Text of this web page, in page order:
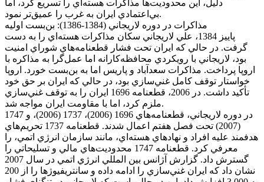
دليل، اين محدوديت‌ها مذاکرات هسته‌اي را تسريع کرد، اما
بي‌اعتمادي ايران به غرب را عميق‌تر نمود.
مذاکرات در دوره لاريجاني (1384-1386): بن‌بست اوليه
پاييز 1384، علي لاريجاني سکان مذاکرات هسته‌اي را به دست
گرفت. در حالي که ايران تحت فشار قطعنامه‌هاي شوراي امنيت
بود، لاريجاني با رويکردي محافظه‌کارانه اما عمل‌گرا به مذاکره با
اروپا پرداخت. مذاکرات سعدآباد و پاريس اما به بن‌بست خورد. اروپا
خواستار توقف کامل غني‌سازي بود، در حالي که ايران بر حق خود
تأکيد داشت. در 2006، قطعنامه 1696 ايران را به توقف غني‌سازي
ملزم کرد، اما با مقاومت ايران مواجه شد.
در دوره لاريجاني، قطعنامه‌هاي 1696 (2006)، 1737 (2006)، و 1747
(2007) تحت فصل هفتم اعمال شدند. قطعنامه 1737 تحريم‌هاي
هدفمند عليه افراد و نهادهاي هسته‌اي، مانند سازمان انرژي اتمي، را
معرفي کرد. قطعنامه 1747 محدوديت‌هاي مالي و تسليحاتي را
گسترش داد. گزارش آژانس بين المللي انرژي اتمي در سال 2007
نشان داد که ايران غني‌سازي را ادامه داده و سانتريفيوژها را از 200